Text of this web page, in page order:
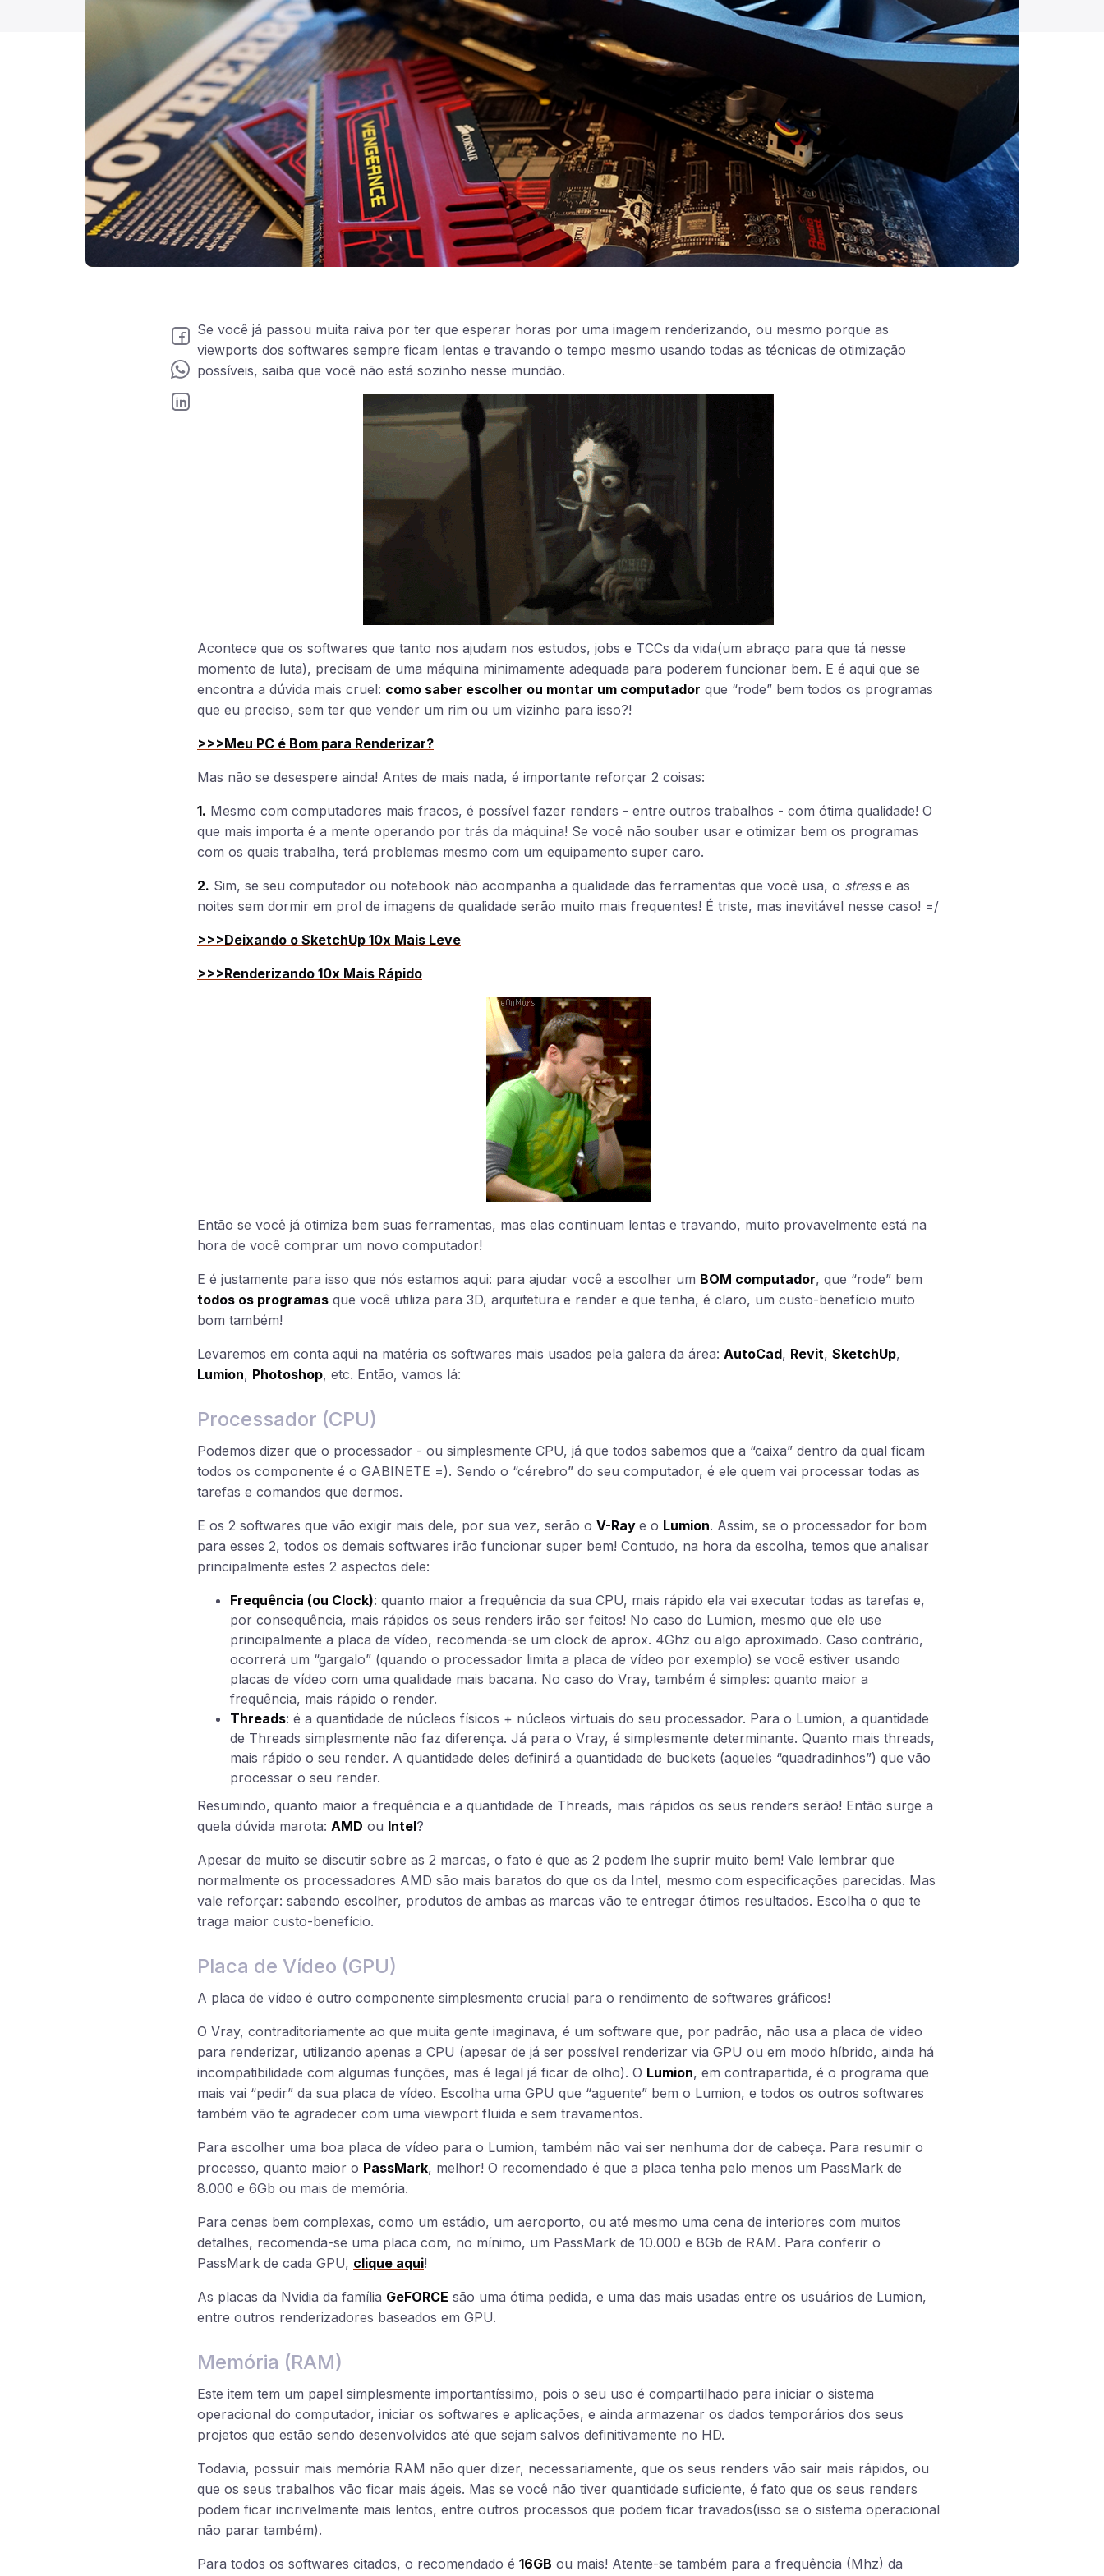
Se você já passou muita raiva por ter que esperar horas por uma imagem renderizando, ou mesmo porque as
viewports dos softwares sempre ficam lentas e travando o tempo mesmo usando todas as técnicas de otimização
possíveis, saiba que você não está sozinho nesse mundão.
Acontece que os softwares que tanto nos ajudam nos estudos, jobs e TCCs da vida(um abraço para que tá nesse
momento de luta), precisam de uma máquina minimamente adequada para poderem funcionar bem. E é aqui que se
encontra a dúvida mais cruel: como saber escolher ou montar um computador que “rode” bem todos os programas
que eu preciso, sem ter que vender um rim ou um vizinho para isso?!
>>>Meu PC é Bom para Renderizar?
Mas não se desespere ainda! Antes de mais nada, é importante reforçar 2 coisas:
1. Mesmo com computadores mais fracos, é possível fazer renders - entre outros trabalhos - com ótima qualidade! O
que mais importa é a mente operando por trás da máquina! Se você não souber usar e otimizar bem os programas
com os quais trabalha, terá problemas mesmo com um equipamento super caro.
2. Sim, se seu computador ou notebook não acompanha a qualidade das ferramentas que você usa, o stresse as
noites sem dormir em prol de imagens de qualidade serão muito mais frequentes! É triste, mas inevitável nesse caso! =/
>>>Deixando o SketchUp 10x Mais Leve
>>>Renderizando 10x Mais Rápido
Então se você já otimiza bem suas ferramentas, mas elas continuam lentas e travando, muito provavelmente está na
hora de você comprar um novo computador!
E é justamente para isso que nós estamos aqui: para ajudar você a escolher um BOM computador, que “rode” bem
todos os programas que você utiliza para 3D, arquitetura e render e que tenha, é claro, um custo-benefício muito
bom também!
Levaremos em conta aqui na matéria os softwares mais usados pela galera da área: AutoCad, Revit, SketchUp,
Lumion, Photoshop, etc. Então, vamos lá:
Processador (CPU)
Podemos dizer que o processador - ou simplesmente CPU, já que todos sabemos que a “caixa” dentro da qual ficam
todos os componente é o GABINETE =). Sendo o “cérebro” do seu computador, é ele quem vai processar todas as
tarefas e comandos que dermos.
E os 2 softwares que vão exigir mais dele, por sua vez, serão o V-Ray e o Lumion. Assim, se o processador for bom
para esses 2, todos os demais softwares irão funcionar super bem! Contudo, na hora da escolha, temos que analisar
principalmente estes 2 aspectos dele:
Frequência (ou Clock): quanto maior a frequência da sua CPU, mais rápido ela vai executar todas as tarefas e,
por consequência, mais rápidos os seus renders irão ser feitos! No caso do Lumion, mesmo que ele use
principalmente a placa de vídeo, recomenda-se um clock de aprox. 4Ghz ou algo aproximado. Caso contrário,
ocorrerá um “gargalo” (quando o processador limita a placa de vídeo por exemplo) se você estiver usando
placas de vídeo com uma qualidade mais bacana. No caso do Vray, também é simples: quanto maior a
frequência, mais rápido o render.
Threads: é a quantidade de núcleos físicos + núcleos virtuais do seu processador. Para o Lumion, a quantidade
de Threads simplesmente não faz diferença. Já para o Vray, é simplesmente determinante. Quanto mais threads,
mais rápido o seu render. A quantidade deles definirá a quantidade de buckets (aqueles “quadradinhos”) que vão
processar o seu render.
Resumindo, quanto maior a frequência e a quantidade de Threads, mais rápidos os seus renders serão! Então surge a
quela dúvida marota: AMD ou Intel?
Apesar de muito se discutir sobre as 2 marcas, o fato é que as 2 podem lhe suprir muito bem! Vale lembrar que
normalmente os processadores AMD são mais baratos do que os da Intel, mesmo com especificações parecidas. Mas
vale reforçar: sabendo escolher, produtos de ambas as marcas vão te entregar ótimos resultados. Escolha o que te
traga maior custo-benefício.
Placa de Vídeo (GPU)
A placa de vídeo é outro componente simplesmente crucial para o rendimento de softwares gráficos!
O Vray, contraditoriamente ao que muita gente imaginava, é um software que, por padrão, não usa a placa de vídeo
para renderizar, utilizando apenas a CPU (apesar de já ser possível renderizar via GPU ou em modo híbrido, ainda há
incompatibilidade com algumas funções, mas é legal já ficar de olho). O Lumion, em contrapartida, é o programa que
mais vai “pedir” da sua placa de vídeo. Escolha uma GPU que “aguente” bem o Lumion, e todos os outros softwares
também vão te agradecer com uma viewport fluida e sem travamentos.
Para escolher uma boa placa de vídeo para o Lumion, também não vai ser nenhuma dor de cabeça. Para resumir o
processo, quanto maior o PassMark, melhor! O recomendado é que a placa tenha pelo menos um PassMark de
8.000 e 6Gb ou mais de memória.
Para cenas bem complexas, como um estádio, um aeroporto, ou até mesmo uma cena de interiores com muitos
detalhes, recomenda-se uma placa com, no mínimo, um PassMark de 10.000 e 8Gb de RAM. Para conferir o
PassMark de cada GPU, clique aqui!
As placas da Nvidia da família GeFORCE são uma ótima pedida, e uma das mais usadas entre os usuários de Lumion,
entre outros renderizadores baseados em GPU.
Memória (RAM)
Este item tem um papel simplesmente importantíssimo, pois o seu uso é compartilhado para iniciar o sistema
operacional do computador, iniciar os softwares e aplicações, e ainda armazenar os dados temporários dos seus
projetos que estão sendo desenvolvidos até que sejam salvos definitivamente no HD.
Todavia, possuir mais memória RAM não quer dizer, necessariamente, que os seus renders vão sair mais rápidos, ou
que os seus trabalhos vão ficar mais ágeis. Mas se você não tiver quantidade suficiente, é fato que os seus renders
podem ficar incrivelmente mais lentos, entre outros processos que podem ficar travados(isso se o sistema operacional
não parar também).
Para todos os softwares citados, o recomendado é 16GB ou mais! Atente-se também para a frequência (Mhz) da